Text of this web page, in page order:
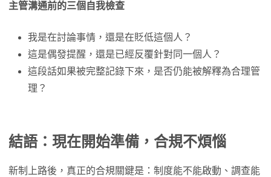
主管溝通前的三個自我檢查
我是在討論事情，還是在貶低這個人？
這是偶發提醒，還是已經反覆針對同一個人？
這段話如果被完整記錄下來，是否仍能被解釋為合理管
理？
結語 ： 現在開始準備 ， 合規不煩惱
新制上路後，真正的合規關鍵是：制度能不能啟動、調查能